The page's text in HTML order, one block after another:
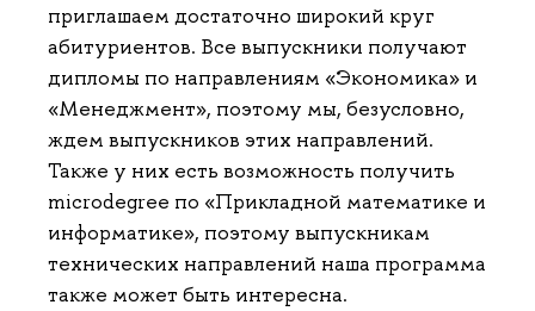
приглашаем достаточно широкий круг
абитуриентов. Все выпускники получают
дипломы по направлениям «Экономика» и
«Менеджмент», поэтому мы, безусловно,
ждем выпускников этих направлений.
Также у них есть возможность получить
microdegree по «Прикладной математике и
информатике», поэтому выпускникам
технических направлений наша программа
также может быть интересна.